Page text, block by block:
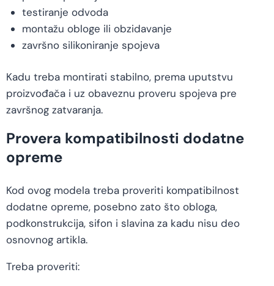
testiranje odvoda
montažu obloge ili obzidavanje
završno silikoniranje spojeva
Kadu treba montirati stabilno, prema uputstvu
proizvođača i uz obaveznu proveru spojeva pre
završnog zatvaranja.
Provera kompatibilnosti dodatne
opreme
Kod ovog modela treba proveriti kompatibilnost
dodatne opreme, posebno zato što obloga,
podkonstrukcija, sifon i slavina za kadu nisu deo
osnovnog artikla.
Treba proveriti: